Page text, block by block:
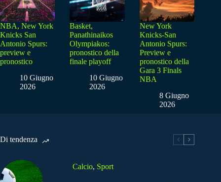
NBA, New York
Knicks San
Antonio Spurs:
preview e
pronostico
10 Giugno
2026
Basket,
Panathinaikos
Olympiakos:
pronostico della
finale playoff
10 Giugno
2026
New York
Knicks-San
Antonio Spurs:
Preview e
pronostico della
Gara 3 Finals
NBA
8 Giugno
2026
Di tendenza
Calcio, Sport